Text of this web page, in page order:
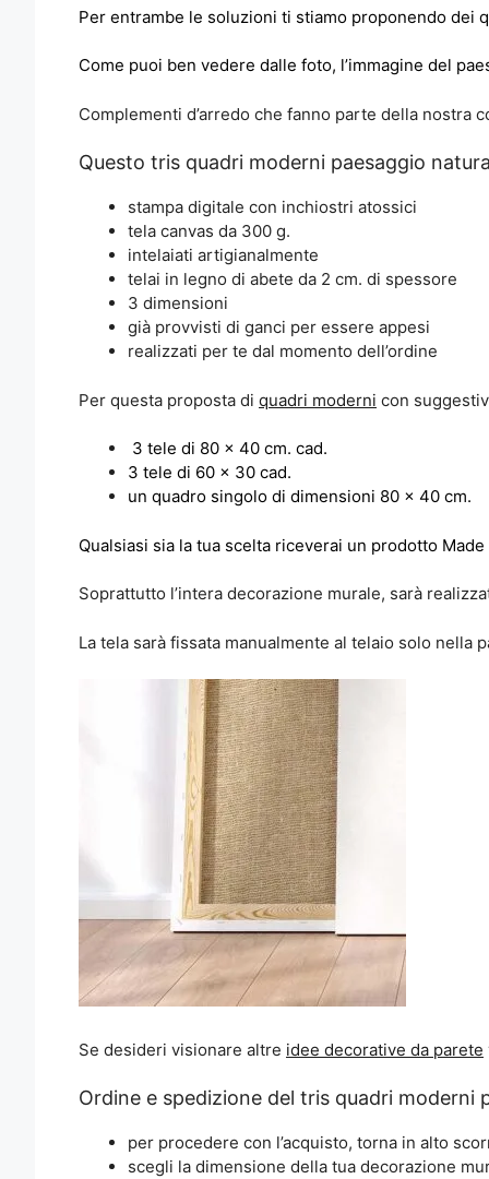
Per entrambe le soluzioni ti stiamo proponendo dei
Come puoi ben vedere dalle foto, l’immagine del
Complementi d’arredo che fanno parte della nostra
Questo tris quadri moderni paesaggio
stampa digitale con inchiostri atossici
tela canvas da 300 g.
intelaiati artigianalmente
telai in legno di abete da 2 cm. di spessore
3 dimensioni
già provvisti di ganci per essere appesi
realizzati per te dal momento dell’ordine
Per questa proposta di quadri moderni con
3 tele di 80 x 40 cm. cad.
3 tele di 60 x 30 cad.
un quadro singolo di dimensioni 80 x 40 cm.
Qualsiasi sia la tua scelta riceverai un prodotto
Soprattutto l’intera decorazione murale, sarà
La tela sarà fissata manualmente al telaio solo
Se desideri visionare altre idee decorative da parete
Ordine e spedizione del tris quadri moderni
per procedere con l’acquisto, torna in alto
scegli la dimensione della tua decorazione